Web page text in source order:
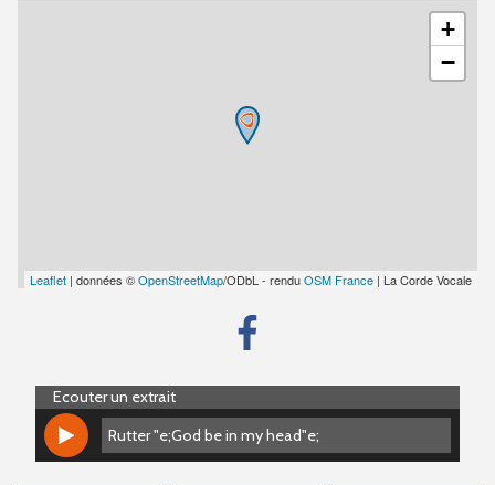
+
−
Leaflet | données ©OpenStreetMap/ODbL - renduOSM France | La Corde Vocale
Ecouter un extrait
Rutter "e;God be in my head"e;
Rutter "e;God be in my head"e;